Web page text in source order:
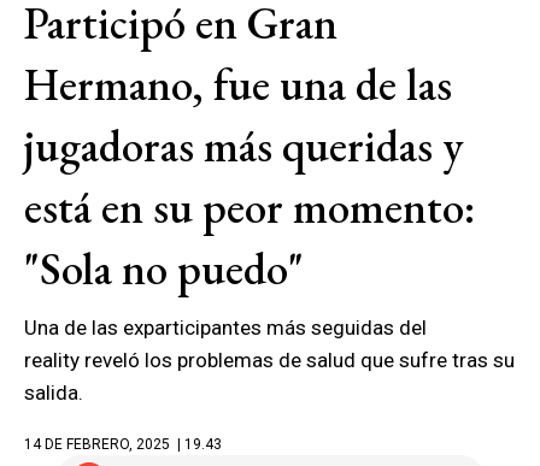
Participó en Gran
Hermano, fue una de las
jugadoras más queridas y
está en su peor momento:
"Sola no puedo"
Una de las exparticipantes más seguidas del
reality reveló los problemas de salud que sufre tras su
salida.
14 DE FEBRERO, 2025 | 19.43